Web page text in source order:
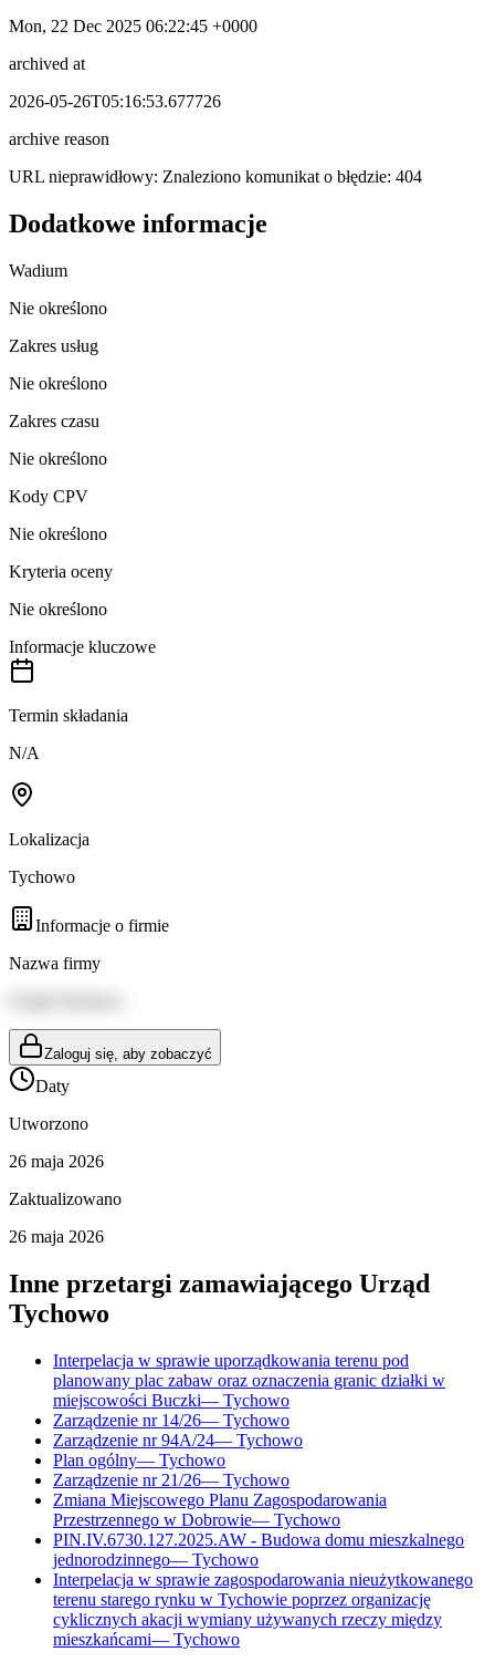
Mon, 22 Dec 2025 06:22:45 +0000
archived at
2026-05-26T05:16:53.677726
archive reason
URL nieprawidłowy: Znaleziono komunikat o błędzie: 404
Dodatkowe informacje
Wadium
Nie określono
Zakres usług
Nie określono
Zakres czasu
Nie określono
Kody CPV
Nie określono
Kryteria oceny
Nie określono
Informacje kluczowe
Termin składania
N/A
Lokalizacja
Tychowo
Informacje o firmie
Nazwa firmy
Zaloguj się, aby zobaczyć
Daty
Utworzono
26 maja 2026
Zaktualizowano
26 maja 2026
Inne przetargi zamawiającego Urząd
Tychowo
Interpelacja w sprawie uporządkowania terenu pod
planowany plac zabaw oraz oznaczenia granic działki w
miejscowości Buczki— Tychowo
Zarządzenie nr 14/26— Tychowo
Zarządzenie nr 94A/24— Tychowo
Plan ogólny— Tychowo
Zarządzenie nr 21/26— Tychowo
Zmiana Miejscowego Planu Zagospodarowania
Przestrzennego w Dobrowie— Tychowo
PIN.IV.6730.127.2025.AW - Budowa domu mieszkalnego
jednorodzinnego— Tychowo
Interpelacja w sprawie zagospodarowania nieużytkowanego
terenu starego rynku w Tychowie poprzez organizację
cyklicznych akacji wymiany używanych rzeczy między
mieszkańcami— Tychowo